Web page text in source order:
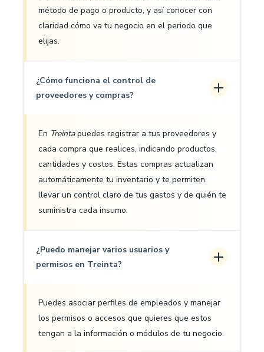
método de pago o producto, y así conocer con
claridad cómo va tu negocio en el periodo que
elijas.
¿Cómo funciona el control de
proveedores y compras?
En Treintapuedes registrar a tus proveedores y
cada compra que realices, indicando productos,
cantidades y costos. Estas compras actualizan
automáticamente tu inventario y te permiten
llevar un control claro de tus gastos y de quién te
suministra cada insumo.
¿Puedo manejar varios usuarios y
permisos en Treinta?
Puedes asociar perfiles de empleados y manejar
los permisos o accesos que quieres que estos
tengan a la información o módulos de tu negocio.